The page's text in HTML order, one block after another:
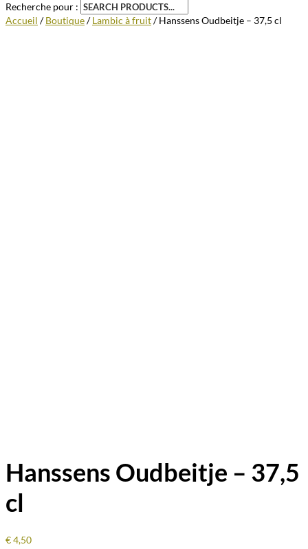
Recherche pour :
Accueil /Boutique/Lambic à fruit/ Hanssens Oudbeitje – 37,5 cl
Hanssens Oudbeitje – 37,5
cl
€4,50